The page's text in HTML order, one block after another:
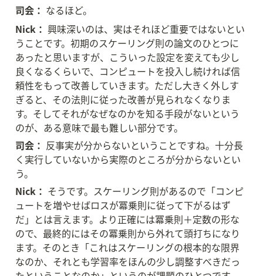
司会： なるほど。
Nick： 興味深いのは、実はそれほど重要ではないとい
うことです。初期のスケーリング則の論文のひとつに
あったと思いますが、こういった設定を変えても少し
良くなるくらいで、コンピュートを投入し続ければ信
頼性をもって改善していきます。ただし大きく外しす
ぎると、その法則に従った改善が見られなくなりま
す。そしてそれがなぜなのかを知る手段がないという
のが、ある意味で最も難しい部分です。
司会： 反事実が分からないということですね。十分長
く実行していないから実際のところが分からないとい
う。
Nick： そうです。スケーリング則があるので「コンピ
ュートを増やせばロスが冪乗則に従って下がるはず
だ」とは言えます。より正確には冪乗則＋定数の形な
ので、最終的にはその冪乗則から外れて頭打ちになり
ます。そのとき「これはスケーリングの根本的な限界
なのか、それとも学習率をほんの少し調整すべきだっ